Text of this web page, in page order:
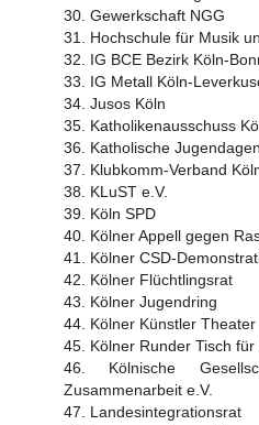
30. Gewerkschaft NGG
31. Hochschule für Musik
32. IG BCE Bezirk Köln-
33. IG Metall Köln-
34. Jusos Köln
35. Katholikenausschuss
36. Katholische
37. Klubkomm-Verband
38. KLuST e.V.
39. Köln SPD
40. Kölner Appell gegen
41. Kölner CSD-
42. Kölner Flüchtlingsrat
43. Kölner Jugendring
44. Kölner Künstler Theater
45. Kölner Runder Tisch für
46. Kölnische
Zusammenarbeit e.V.
47. Landesintegrationsrat